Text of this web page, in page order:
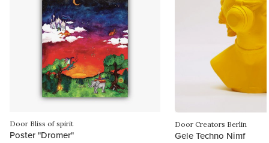
Door Bliss of spirit
Poster "Dromer"
Door Creators Berlin
Gele Techno Nimf